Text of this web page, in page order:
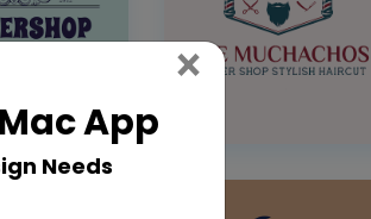
App
Needs
× Close